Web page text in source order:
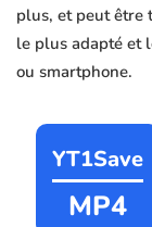
plus, et peut être
le plus adapté et
ou smartphone.
YT1Save
MP4